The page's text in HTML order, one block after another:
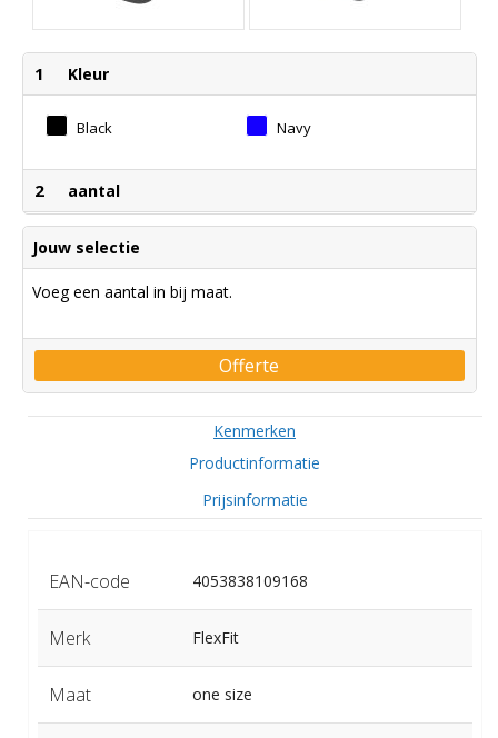
1 Kleur
Black Navy
2 aantal
Jouw selectie
Voeg een aantal in bij maat.
Offerte
Kenmerken
Productinformatie
Prijsinformatie
EAN-code 4053838109168
Merk FlexFit
Maat one size